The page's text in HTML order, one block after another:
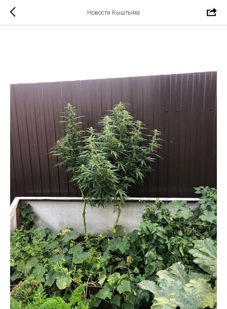
Новости Кыштыма